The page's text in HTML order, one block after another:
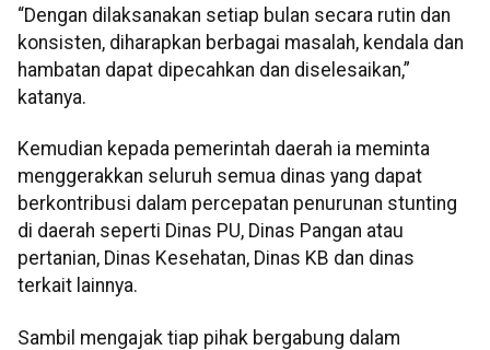
“Dengan dilaksanakan setiap bulan secara rutin dan
konsisten, diharapkan berbagai masalah, kendala dan
hambatan dapat dipecahkan dan diselesaikan,”
katanya.
Kemudian kepada pemerintah daerah ia meminta
menggerakkan seluruh semua dinas yang dapat
berkontribusi dalam percepatan penurunan stunting
di daerah seperti Dinas PU, Dinas Pangan atau
pertanian, Dinas Kesehatan, Dinas KB dan dinas
terkait lainnya.
Sambil mengajak tiap pihak bergabung dalam